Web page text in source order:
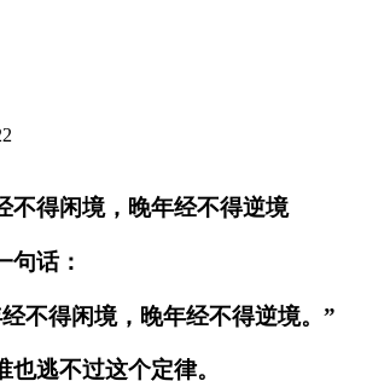
不得闲境，晚年经不得逆境
句话：
不得闲境，晚年经不得逆境。”
逃不过这个定律。